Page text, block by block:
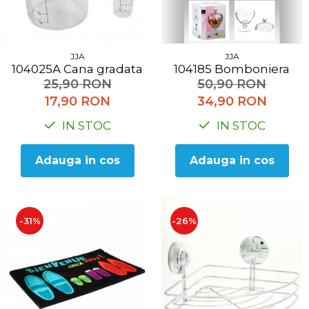
Accesorii pentru toaleta
Bare si carlige pentru prosoape
Polite baie
Uscatoare rufe
Bucatarie
Burete bucatarie
Decoratiuni
Decoratiuni perete
Depozitare
Carlige si agatatoare
Cutii si cosuri pentru depozitare
JJA
104025A Cana gradata
25,90 RON
17,90 RON
IN STOC
Adauga in cos
JJA
104185 Bomboniera
50,90 RON
34,90 RON
IN STOC
Adauga in cos
-31% -26%